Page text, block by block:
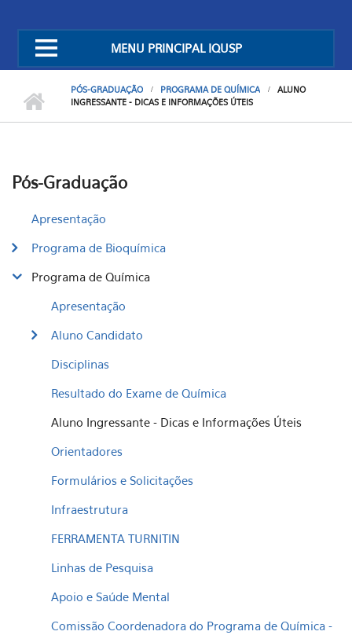
MENU PRINCIPAL IQUSP
PÓS-GRADUAÇÃO PROGRAMA DE QUÍMICA
ALUNO
INGRESSANTE - DICAS E INFORMAÇÕES ÚTEIS
Pós-Graduação
Apresentação
Programa de Bioquímica
Programa de Química
Apresentação
Aluno Candidato
Disciplinas
Resultado do Exame de Química
Aluno Ingressante - Dicas e Informações Úteis
Orientadores
Formulários e Solicitações
Infraestrutura
FERRAMENTA TURNITIN
Linhas de Pesquisa
Apoio e Saúde Mental
Comissão Coordenadora do Programa de Química -